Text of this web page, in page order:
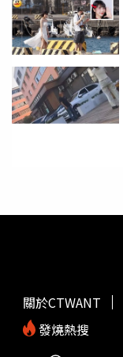
關於CTWANT
發燒熱搜